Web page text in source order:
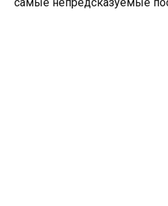
самые непредсказуемые